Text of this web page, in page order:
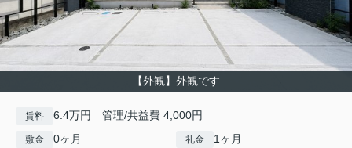
【外観】外観です
賃料 6.4万円 管理/共益費 4,000円
敷金 0ヶ月 礼金 1ヶ月